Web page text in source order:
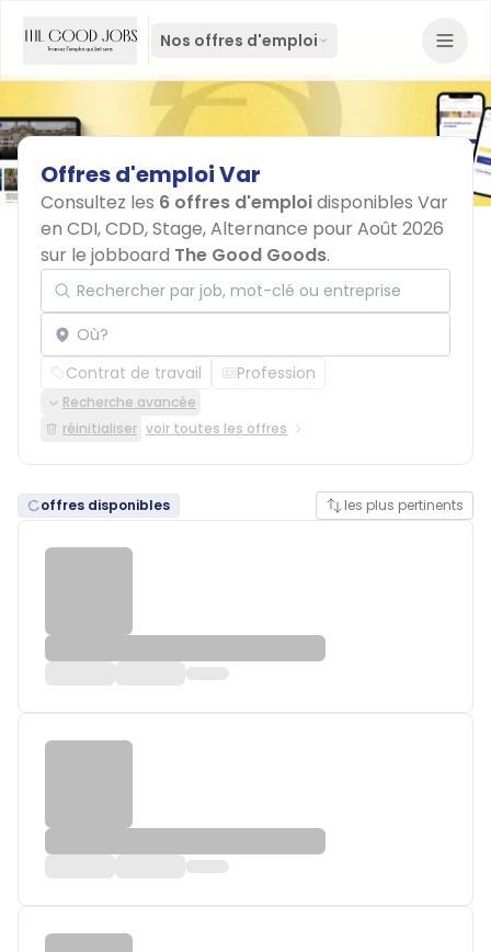
Nos offres d'emploi
Offresd'emploiVar
Consultez les 6 offres d'emploidisponibles Var
en CDI, CDD, Stage, Alternance pour Août 2026
sur le jobboard The Good Goods.
Rechercher par job, mot-clé ou entreprise
Localisation
Contrat de travail Profession
Recherche avancée
réinitialiser voir toutes les offres
offres disponibles les plus pertinents